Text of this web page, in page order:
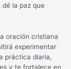
dé la paz que
oración cristiana
experimentar
práctica diaria,
y te fortalece en